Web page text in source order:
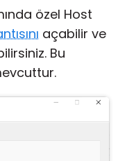
özel Host
açabilir ve
Bu